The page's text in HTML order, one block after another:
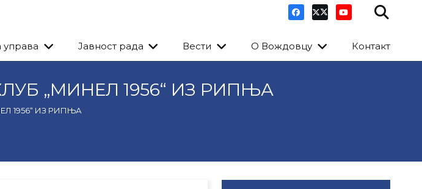
управа Јавност рада Вести О Вождовцу Контакт
„МИНЕЛ 1956“ ИЗ РИПЊА
1956“ ИЗ РИПЊА